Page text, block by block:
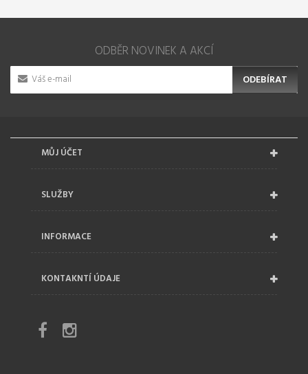
ODBĚR NOVINEK A AKCÍ
ODEBÍRAT
MŮJ ÚČET
SLUŽBY
INFORMACE
KONTAKNTÍ ÚDAJE